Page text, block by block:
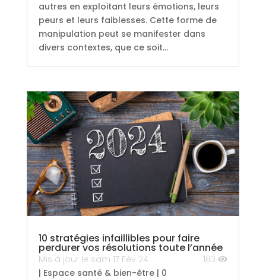
autres en exploitant leurs émotions, leurs
peurs et leurs faiblesses. Cette forme de
manipulation peut se manifester dans
divers contextes, que ce soit...
10 stratégies infaillibles pour faire
perdurer vos résolutions toute l’année
Mis à jour le sam 17 Fév 24
183
| Espace santé & bien-être| 0